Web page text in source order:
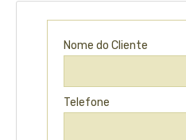
Nome do Cliente
Telefone